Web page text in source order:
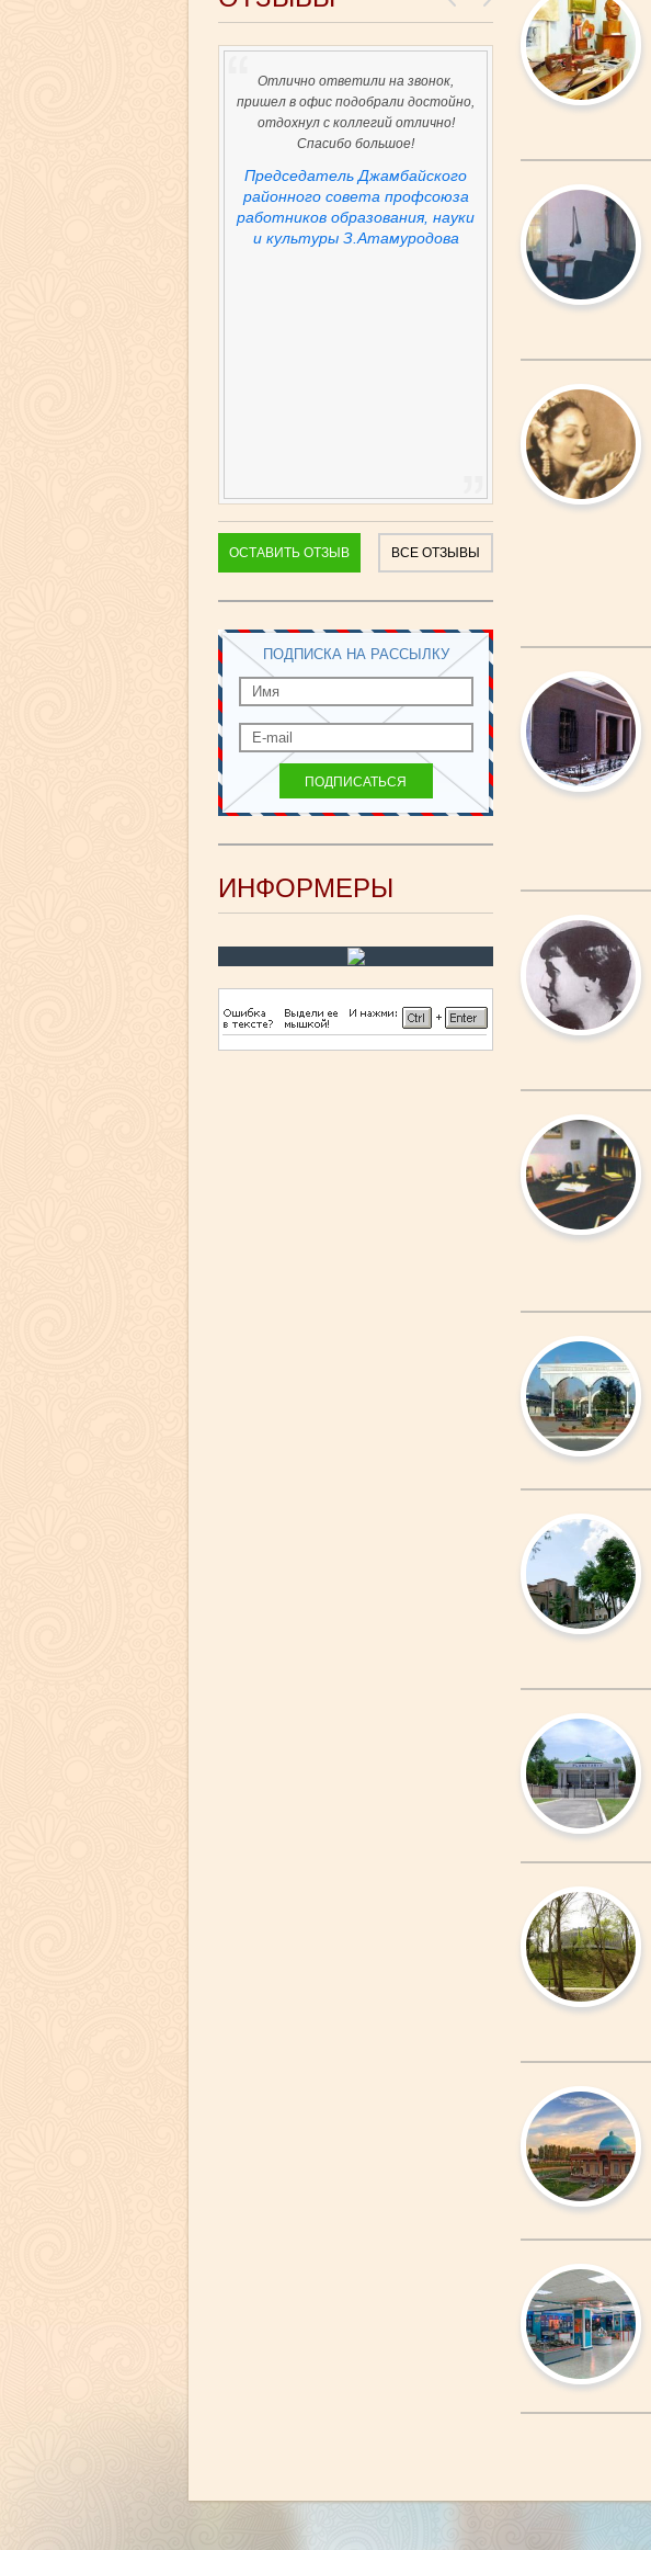
Хочется поблагодарить оператора
Рахматуллу Карабаеву за помощь в
организации отдыха на Самарканд с
17.05.2014.по 18.05.2014.После
фирмы в поиске путевки (очень
эконом) с испорченным настроением
случайно обратилась в это
агентство. В итоге мы получили 2
ОСТАВИТЬ ОТЗЫВ ВСЕ ОТЗЫВЫ
ПОДПИСКА НА РАССЫЛКУ
ИНФОРМЕРЫ